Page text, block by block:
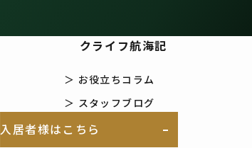
クライフ航海記
＞ お役立ちコラム
＞ スタッフブログ
入居者様はこちら